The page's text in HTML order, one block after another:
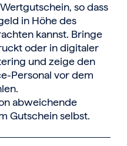
so dass
in Höhe des
kannst. Bringe
oder in digitaler
und zeige den
Personal vor dem
abweichende
Gutschein selbst.